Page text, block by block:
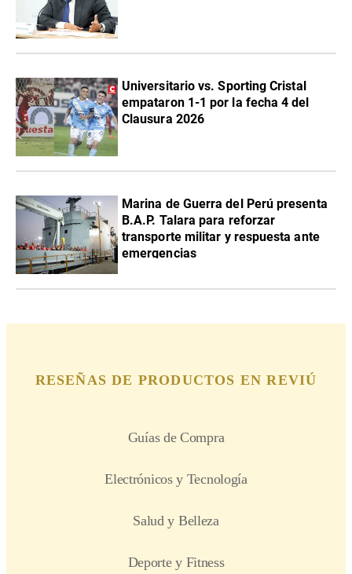
Universitario vs. Sporting Cristal
empataron 1-1 por la fecha 4 del
Clausura 2026
Marina de Guerra del Perú presenta
B.A.P. Talara para reforzar
transporte militar y respuesta ante
emergencias